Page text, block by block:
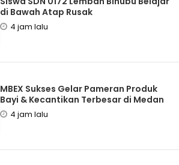
di Bawah Atap Rusak
4 jam lalu
‎MBEX Sukses Gelar Pameran Produk
Bayi & Kecantikan Terbesar di Medan
4 jam lalu